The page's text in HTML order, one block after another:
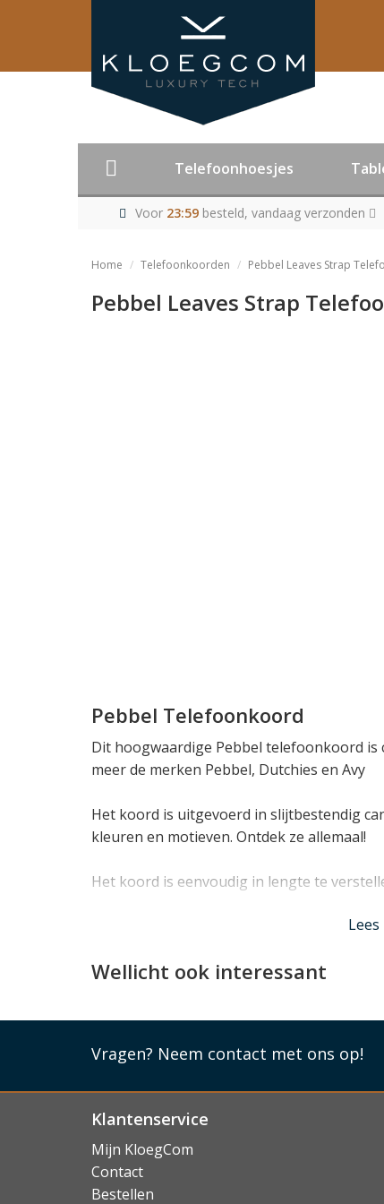
Telefoonhoesjes
Voor 23:59besteld, vandaag verzonden
Home Telefoonkoorden Pebbel Leaves Strap
Pebbel Leaves Strap
Pebbel Telefoonkoord
Dit hoogwaardige Pebbel telefoonkoord
meer de merken Pebbel, Dutchies en Avy
Het koord is uitgevoerd in slijtbestendig
kleuren en motieven. Ontdek ze allemaal!
Het koord is eenvoudig in lengte te
Lees
Wellicht ook interessant
Vragen? Neem contact met ons op!
Klantenservice
Mijn KloegCom
Contact
Bestellen